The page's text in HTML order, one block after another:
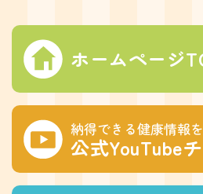
ホームページ
納得できる健康情報
公式YouTube